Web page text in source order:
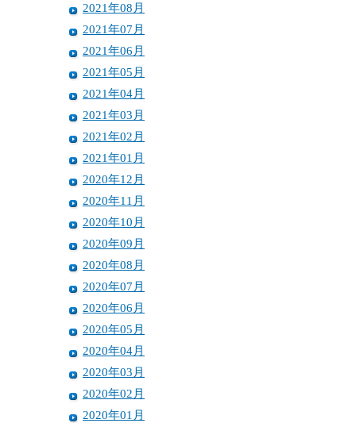
2021年08月
2021年07月
2021年06月
2021年05月
2021年04月
2021年03月
2021年02月
2021年01月
2020年12月
2020年11月
2020年10月
2020年09月
2020年08月
2020年07月
2020年06月
2020年05月
2020年04月
2020年03月
2020年02月
2020年01月